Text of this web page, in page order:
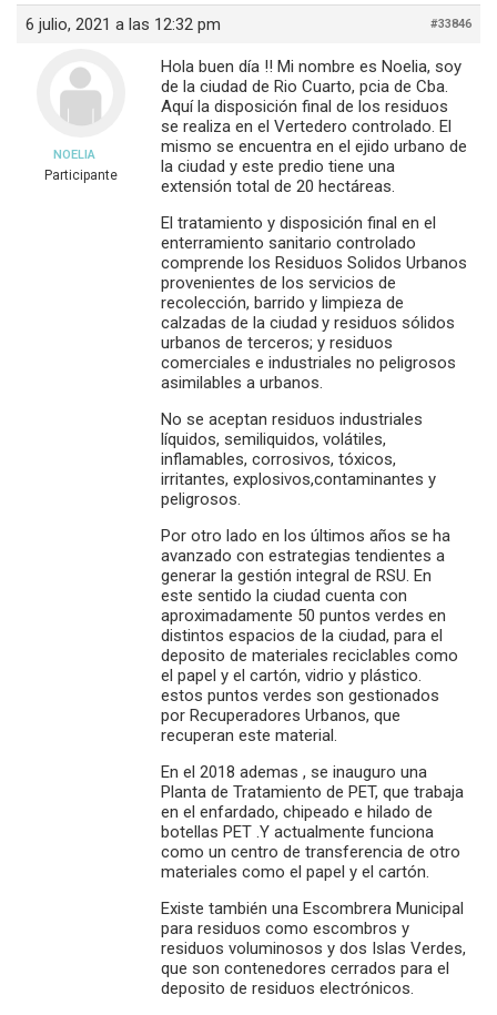
6 julio, 2021 a las 12:32 pm #33846
NOELIA
Participante
Hola buen día !! Mi nombre es Noelia, soy
de la ciudad de Rio Cuarto, pcia de Cba.
Aquí la disposición final de los residuos
se realiza en el Vertedero controlado. El
mismo se encuentra en el ejido urbano de
la ciudad y este predio tiene una
extensión total de 20 hectáreas.
El tratamiento y disposición final en el
enterramiento sanitario controlado
comprende los Residuos Solidos Urbanos
provenientes de los servicios de
recolección, barrido y limpieza de
calzadas de la ciudad y residuos sólidos
urbanos de terceros; y residuos
comerciales e industriales no peligrosos
asimilables a urbanos.
No se aceptan residuos industriales
líquidos, semiliquidos, volátiles,
inflamables, corrosivos, tóxicos,
irritantes, explosivos,contaminantes y
peligrosos.
Por otro lado en los últimos años se ha
avanzado con estrategias tendientes a
generar la gestión integral de RSU. En
este sentido la ciudad cuenta con
aproximadamente 50 puntos verdes en
distintos espacios de la ciudad, para el
deposito de materiales reciclables como
el papel y el cartón, vidrio y plástico.
estos puntos verdes son gestionados
por Recuperadores Urbanos, que
recuperan este material.
En el 2018 ademas , se inauguro una
Planta de Tratamiento de PET, que trabaja
en el enfardado, chipeado e hilado de
botellas PET .Y actualmente funciona
como un centro de transferencia de otro
materiales como el papel y el cartón.
Existe también una Escombrera Municipal
para residuos como escombros y
residuos voluminosos y dos Islas Verdes,
que son contenedores cerrados para el
deposito de residuos electrónicos.